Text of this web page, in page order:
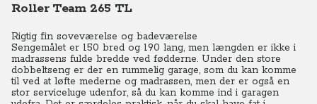
Roller Team 265 TL
Rigtig fin soveværelse og badeværelse
Sengemålet er 150 bred og 190 lang, men længden er ikke i
madrassens fulde bredde ved fødderne. Under den store
dobbeltseng er der en rummelig garage, som du kan komme
til ved at løfte mederne og madrassen, men der er også en
stor serviceluge udenfor, så du kan komme ind i garagen